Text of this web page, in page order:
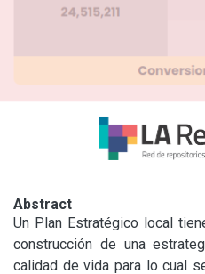
Abstract
Un Plan Estratégico local
construcción de una
calidad de vida para lo cual